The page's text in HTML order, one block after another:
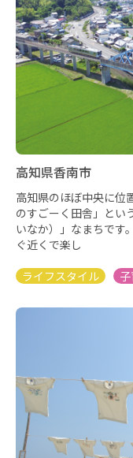
高知県香南市
高知県のほぼ中央に位
のすごーく田舎」とい
いなか）」なまちです
ぐ近くで楽し